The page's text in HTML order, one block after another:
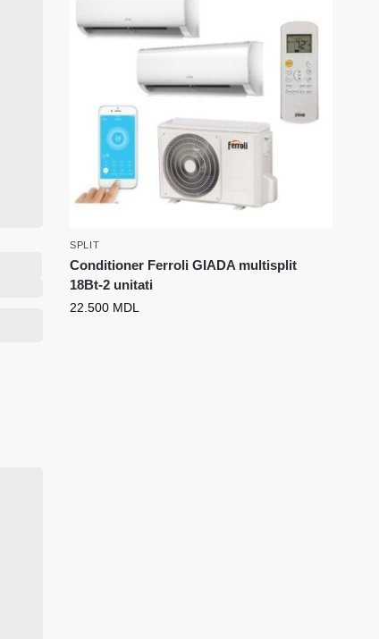
SPLIT
Conditioner Ferroli GIADA multisplit
18Bt-2 unitati
22.500 MDL